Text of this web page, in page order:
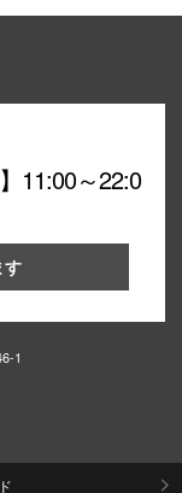
11:00～22:0
す
1